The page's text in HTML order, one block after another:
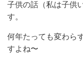
子供の話（私は子供
す。
何年たっても変わら
すよね〜